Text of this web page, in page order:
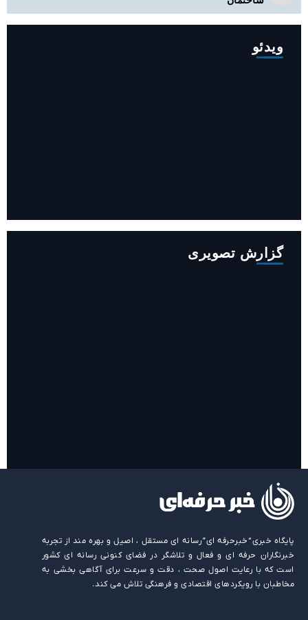
ویدئو
گزارش تصویری
پایگاه خبری “خبرحرفه ای” رسانه ای مستقل ، اصیل و بهره مند از تجربه
خبرنگاران حرفه ای و فعال و تلاشگر در فضای کنونی رسانه ای کشور
است که با رعایت اصول صحت ، دقت و سرعت برای آگاهی بخشی به
مخاطبان با رویکردهای اقتصادی و فرهنگی تلاش می کند.